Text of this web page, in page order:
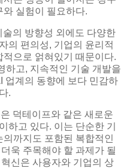
와 실험이 필요하다.
의 방향성 외에도 다양한
의 편의성, 기업의 윤리적
으로 얽혀있기 때문이다.
하고, 지속적인 기술 개발을
업계의 동향에 보다 민감하
.
덕테이프와 같은 새로운
하고 있다. 이는 단순한 기
까지도 포함된 복합적인
욱 주목해야 할 과제가 될
신은 사용자와 기업의 상